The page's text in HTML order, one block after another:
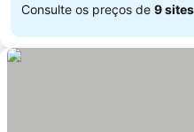
Consulte os preços de 9 sites